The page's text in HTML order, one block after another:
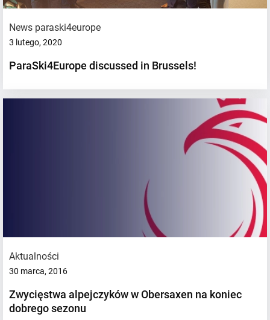
News paraski4europe
3 lutego, 2020
ParaSki4Europe discussed in Brussels!
Aktualności
30 marca, 2016
Zwycięstwa alpejczyków w Obersaxen na koniec
dobrego sezonu